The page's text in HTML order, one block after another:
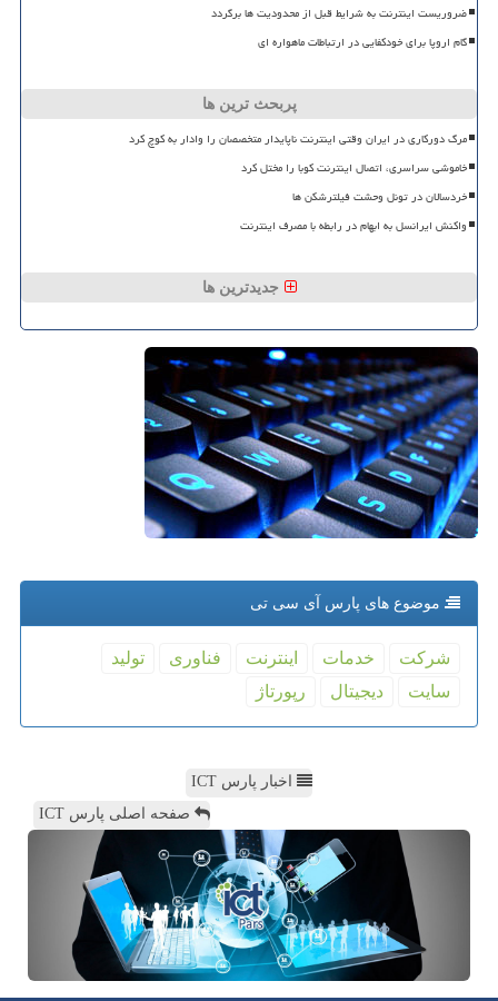
ضروریست اینترنت به شرایط قبل از محدودیت ها برگردد
گام اروپا برای خودکفایی در ارتباطات ماهواره ای
پربحث ترین ها
مرگ دورکاری در ایران وقتی اینترنت ناپایدار متخصصان را وادار به کوچ کرد
خاموشی سراسری، اتصال اینترنت کوبا را مختل کرد
خردسالان در تونل وحشت فیلترشکن ها
واکنش ایرانسل به ابهام در رابطه با مصرف اینترنت
جدیدترین ها
موضوع های پارس آی سی تی
شركت خدمات اینترنت فناوری
تولید
سایت
دیجیتال رپورتاژ
اخبار پارس ICT
صفحه اصلی پارس ICT